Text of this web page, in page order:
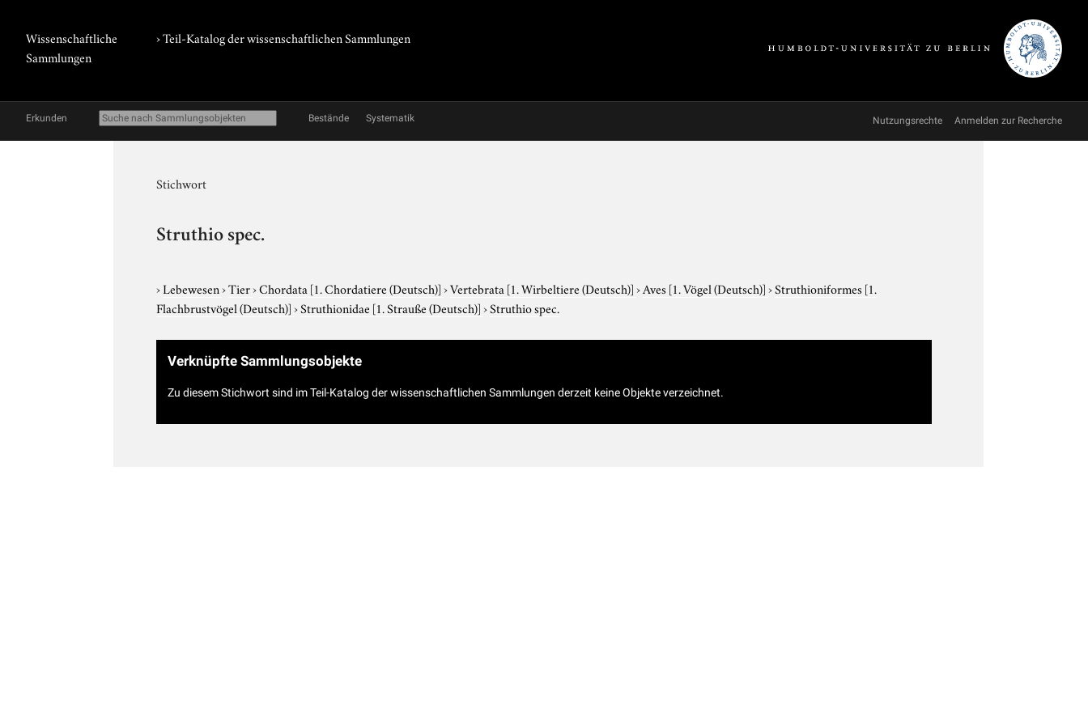
Wissenschaftliche
Sammlungen
› Teil-Katalog der wissenschaftlichen Sammlungen
Erkunden Bestände Systematik Nutzungsrechte Anmelden zur Recherche
Stichwort
Struthio spec.
›Lebewesen›Tier›Chordata [1. Chordatiere (Deutsch)]›Vertebrata [1. Wirbeltiere (Deutsch)]›Aves [1. Vögel (Deutsch)]›Struthioniformes [1.
Flachbrustvögel (Deutsch)]›Struthionidae [1. Strauße (Deutsch)]›Struthio spec.
Verknüpfte Sammlungsobjekte
Zu diesem Stichwort sind im Teil-Katalog der wissenschaftlichen Sammlungen derzeit keine Objekte verzeichnet.